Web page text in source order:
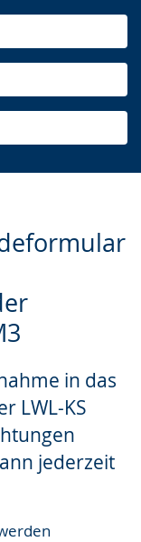
in das
LWL-KS
jederzeit